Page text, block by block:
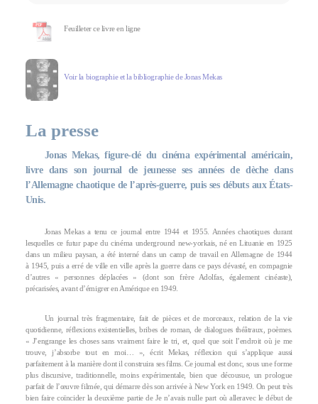
Feuilleter ce livre en ligne
Voir la biographie et la bibliographie de Jonas Mekas
La presse
Jonas Mekas, figure-clé du cinéma expérimental américain,
livre dans son journal de jeunesse ses années de dèche dans
l’Allemagne chaotique de l’après-guerre, puis ses débuts aux États-
Unis.
Jonas Mekas a tenu ce journal entre 1944 et 1955. Années chaotiques durant
lesquelles ce futur pape du cinéma underground new-yorkais, né en Lituanie en 1925
dans un milieu paysan, a été interné dans un camp de travail en Allemagne de 1944
à 1945, puis a erré de ville en ville après la guerre dans ce pays dévasté, en compagnie
d’autres « personnes déplacées » (dont son frère Adolfas, également cinéaste),
précarisées, avant d’émigrer en Amérique en 1949.
Un journal très fragmentaire, fait de pièces et de morceaux, relation de la vie
quotidienne, réflexions existentielles, bribes de roman, de dialogues théâtraux, poèmes.
« J’engrange les choses sans vraiment faire le tri, et, quel que soit l’endroit où je me
trouve, j’absorbe tout en moi… », écrit Mekas, réflexion qui s’applique aussi
parfaitement à la manière dont il construira ses films. Ce journal est donc, sous une forme
plus discursive, traditionnelle, moins expérimentale, bien que décousue, un prologue
parfait de l’œuvre filmée, qui démarre dès son arrivée à New York en 1949. On peut très
bien faire coïncider la deuxième partie de Je n’avais nulle part où alleravec le début de